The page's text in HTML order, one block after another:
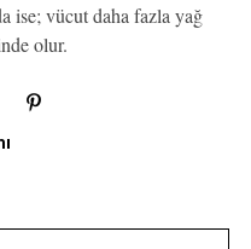
ise; vücut daha fazla yağ
olur.